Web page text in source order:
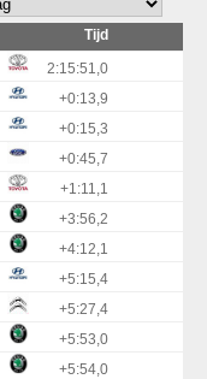
Tijd
2:15:51,0
+0:13,9
+0:15,3
+0:45,7
+1:11,1
+3:56,2
+4:12,1
+5:15,4
+5:27,4
+5:53,0
+5:54,0